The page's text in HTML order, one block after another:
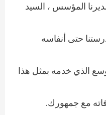
المؤسس ، السيد
حتى أنفاسه
الذي خدمه بمثل هذا
مع جمهورك.